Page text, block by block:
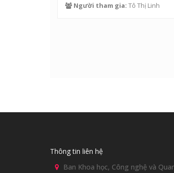
Người tham gia: Tô Thị Linh
Thông tin liên hệ
Ban Khoa học, Công nghệ và